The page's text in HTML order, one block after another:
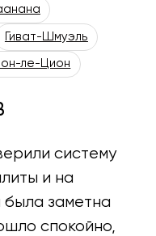
Гиват-Шмуэль
ле-Цион
систему
и на
была заметна
спокойно,